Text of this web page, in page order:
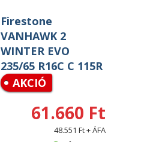
Firestone
VANHAWK 2
WINTER EVO
235/65 R16C C 115R
AKCIÓ
61.660 Ft
48.551 Ft + ÁFA